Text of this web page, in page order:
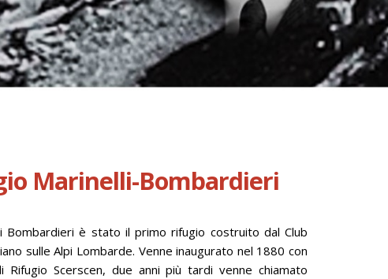
Marinelli-Bombardieri
Bombardieri è stato il primo rifugio costruito dal Club
sulle Alpi Lombarde. Venne inaugurato nel 1880 con
Rifugio Scerscen, due anni più tardi venne chiamato